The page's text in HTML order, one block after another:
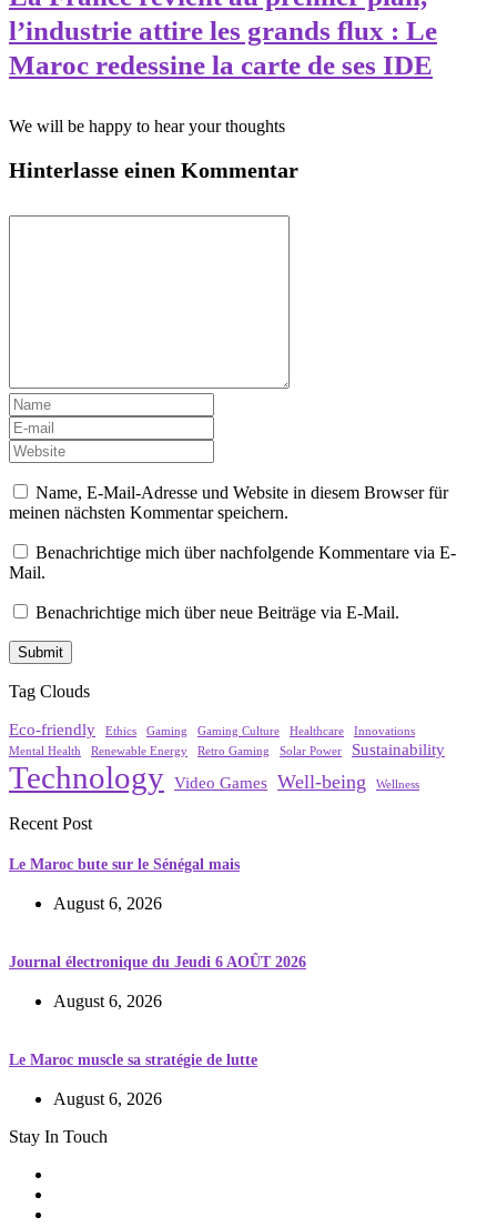
l’industrie attire les grands flux : Le
Maroc redessine la carte de ses IDE
We will be happy to hear your thoughts
Hinterlasse einen Kommentar
Name, E-Mail-Adresse und Website in diesem Browser für
meinen nächsten Kommentar speichern.
Benachrichtige mich über nachfolgende Kommentare via E-
Mail.
Benachrichtige mich über neue Beiträge via E-Mail.
Tag Clouds
Eco-friendly Ethics Gaming Gaming Culture Healthcare
Innovations
Mental Health
Renewable Energy Retro Gaming Solar Power Sustainability
Technology Video Games Well-being Wellness
Recent Post
Le Maroc bute sur le Sénégal mais
August 6, 2026
Journal électronique du Jeudi 6 AOÛT 2026
August 6, 2026
Le Maroc muscle sa stratégie de lutte
August 6, 2026
Stay In Touch